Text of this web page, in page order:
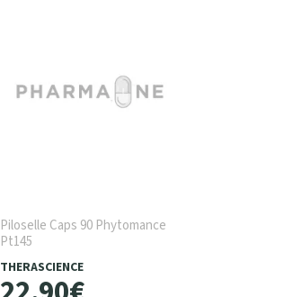
Piloselle Caps 90 Phytomance
Pt145
THERASCIENCE